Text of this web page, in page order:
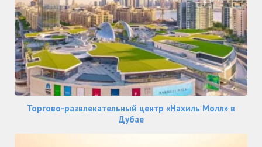
Торгово-развлекательный центр «Нахиль Молл» в
Дубае